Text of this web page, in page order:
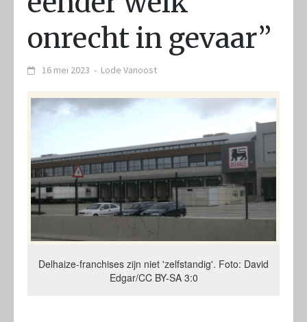
onrecht in gevaar”
16 mei 2023 - Lode Vanoost
Delhaize-franchises zijn niet 'zelfstandig'. Foto: David
Edgar/CC BY-SA 3:0